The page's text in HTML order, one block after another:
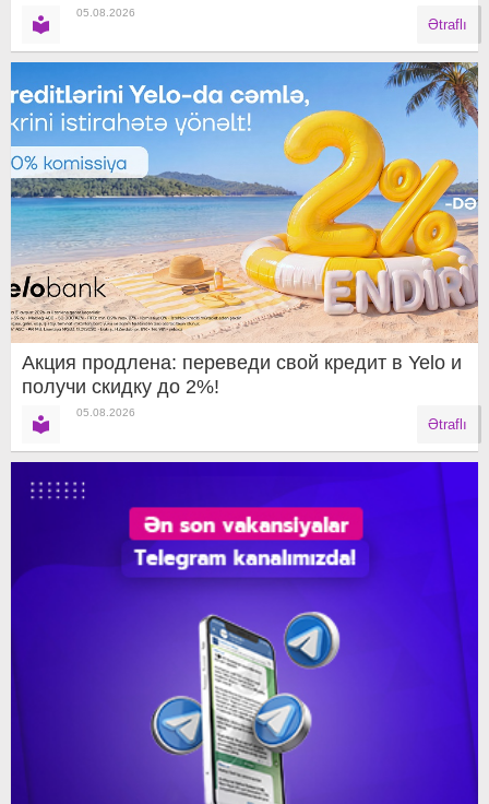
05.08.2026
Ətraflı
Акция продлена: переведи свой кредит в Yelo и
получи скидку до 2%!
05.08.2026
Ətraflı